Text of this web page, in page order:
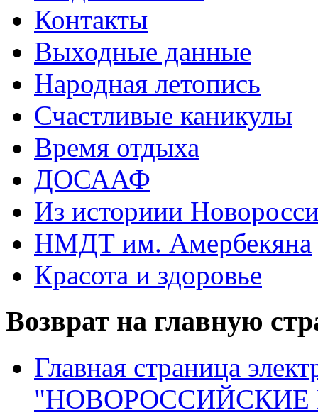
Контакты
Выходные данные
Народная летопись
Счастливые каникулы
Время отдыха
ДОСААФ
Из историии
НМДТ им. Амербекяна
Красота и здоровье
Возврат на главную
Главная страница
"НОВОРОССИЙСКИЕ